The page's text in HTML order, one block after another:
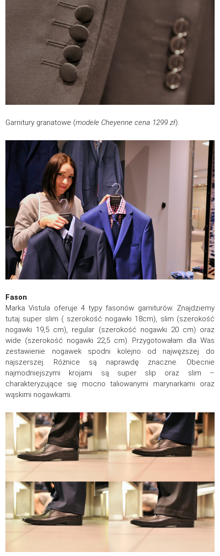
Garnitury granatowe (modele Cheyenne cena 1299 zł):
Fason.
Marka Vistula oferuje 4 typy fasonów garniturów. Znajdziemy
tutaj super slim ( szerokość nogawki 18cm), slim (szerokość
nogawki 19,5 cm), regular (szerokość nogawki 20 cm) oraz
wide (szerokość nogawki 22,5 cm). Przygotowałam dla Was
zestawienie nogawek spodni kolejno od najwęższej do
najszerszej. Różnice są naprawdę znaczne. Obecnie
najmodniejszymi krojami są super slip oraz slim –
charakteryzujące się mocno taliowanymi marynarkami oraz
wąskimi nogawkami.